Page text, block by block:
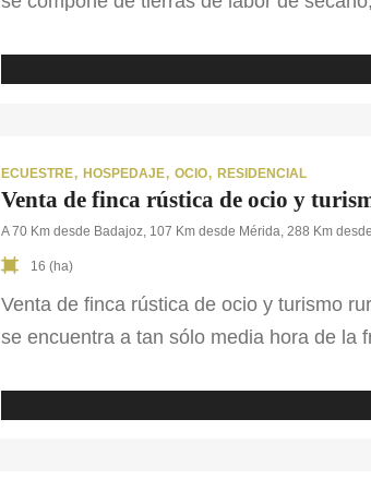
un almacén ganadero de 300 m²,
ECUESTRE HOSPEDAJE OCIO RESIDENCIAL
Venta de finca rústica de ocio y
A 70 Km desde Badajoz, 107 Km desde Mérida, 288 Km
16 (ha)
Venta de finca rústica de ocio y turismo
se encuentra a tan sólo media hora de la
conjuntos de edificaciones. La casa